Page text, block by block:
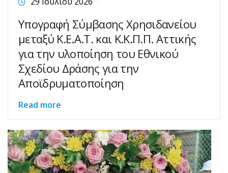
Υπογραφή Σύμβασης Χρησιδανείου
μεταξύ Κ.Ε.Α.Τ. και Κ.Κ.Π.Π. Αττικής
για την υλοποίηση του Εθνικού
Σχεδίου Δράσης για την
Αποϊδρυματοποίηση
Read more